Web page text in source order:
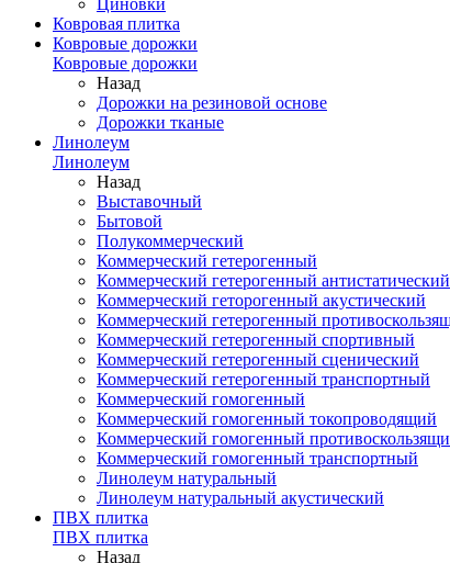
Циновки
Ковровая плитка
Ковровые дорожки
Ковровые дорожки
Назад
Дорожки на резиновой основе
Дорожки тканые
Линолеум
Линолеум
Назад
Выставочный
Бытовой
Полукоммерческий
Коммерческий гетерогенный
Коммерческий гетерогенный антистатический
Коммерческий геторогенный акустический
Коммерческий гетерогенный
Коммерческий гетерогенный спортивный
Коммерческий гетерогенный сценический
Коммерческий гетерогенный транспортный
Коммерческий гомогенный
Коммерческий гомогенный токопроводящий
Коммерческий гомогенный
Коммерческий гомогенный транспортный
Линолеум натуральный
Линолеум натуральный акустический
ПВХ плитка
ПВХ плитка
Назад